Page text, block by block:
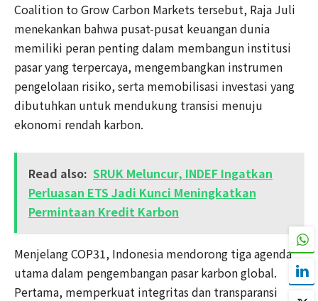
Coalition to Grow Carbon Markets tersebut, Raja Juli
menekankan bahwa pusat-pusat keuangan dunia
memiliki peran penting dalam membangun institusi
pasar yang terpercaya, mengembangkan instrumen
pengelolaan risiko, serta memobilisasi investasi yang
dibutuhkan untuk mendukung transisi menuju
ekonomi rendah karbon.
Read also: SRUK Meluncur, INDEF Ingatkan
Perluasan ETS Jadi Kunci Meningkatkan
Permintaan Kredit Karbon
Menjelang COP31, Indonesia mendorong tiga agenda
utama dalam pengembangan pasar karbon global.
Pertama, memperkuat integritas dan transparansi